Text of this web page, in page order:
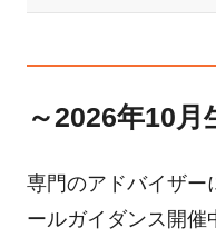
～2026年10月
専門のアドバイザー
ールガイダンス開催